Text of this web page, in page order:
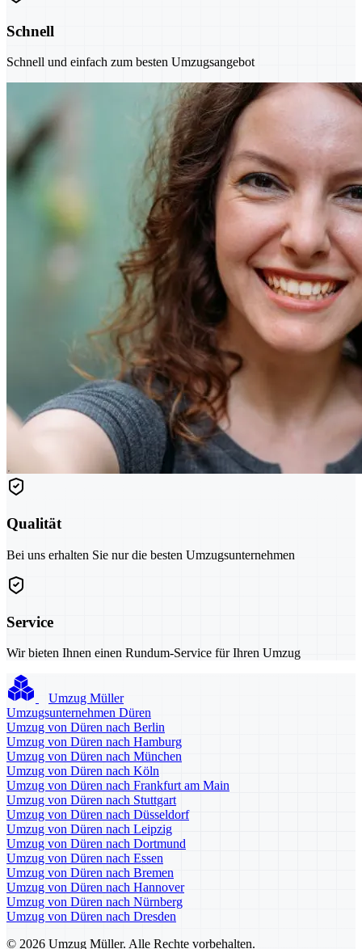
Schnell
Schnell und einfach zum besten Umzugsangebot
Qualität
Bei uns erhalten Sie nur die besten Umzugsunternehmen
Service
Wir bieten Ihnen einen Rundum-Service für Ihren Umzug
Umzug Müller
Umzugsunternehmen Düren
Umzug von Düren nach Berlin
Umzug von Düren nach Hamburg
Umzug von Düren nach München
Umzug von Düren nach Köln
Umzug von Düren nach Frankfurt am Main
Umzug von Düren nach Stuttgart
Umzug von Düren nach Düsseldorf
Umzug von Düren nach Leipzig
Umzug von Düren nach Dortmund
Umzug von Düren nach Essen
Umzug von Düren nach Bremen
Umzug von Düren nach Hannover
Umzug von Düren nach Nürnberg
Umzug von Düren nach Dresden
© 2026 Umzug Müller. Alle Rechte vorbehalten.